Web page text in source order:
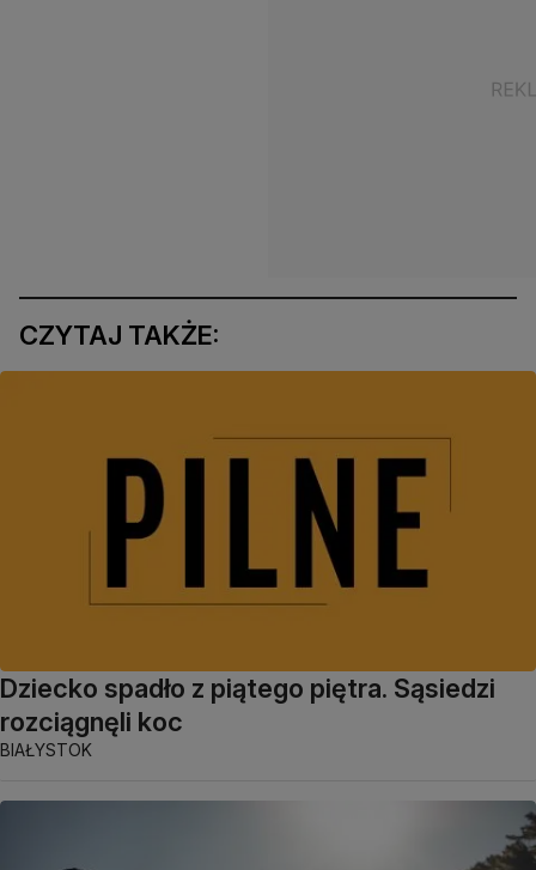
CZYTAJ TAKŻE:
Dziecko spadło z piątego piętra. Sąsiedzi
rozciągnęli koc
BIAŁYSTOK